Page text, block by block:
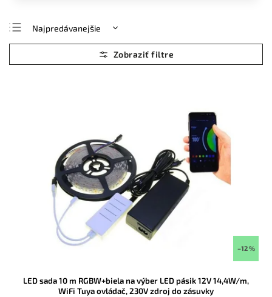
Najpredávanejšie
Najlacnejšie
Najdrahšie
–12 %
LED sada 10 m RGBW+biela na výber LED pásik 12V 14,4W/m,
WiFi Tuya ovládač, 230V zdroj do zásuvky